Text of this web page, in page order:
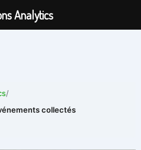
/
collectés
Analytics